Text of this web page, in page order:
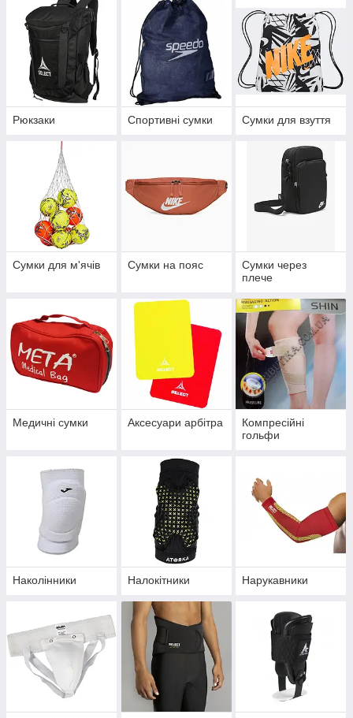
Рюкзаки Спортивні сумки Сумки для взуття
Сумки для м'ячів Сумки на пояс
Сумки через
плече
Медичні сумки Аксесуари арбітра
Компресійні
гольфи
Наколінники Налокітники Нарукавники